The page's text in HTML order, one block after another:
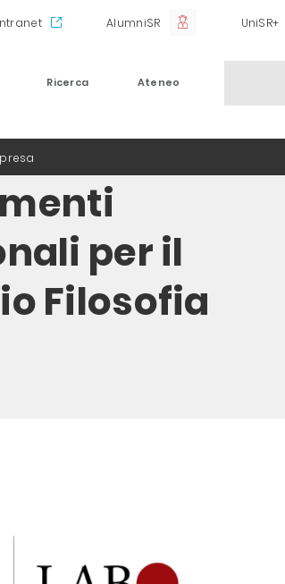
AlumniSR UniSR+
Ricerca Ateneo
per il
Filosofia